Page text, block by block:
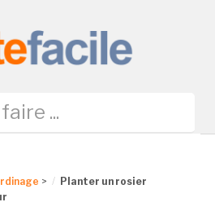
>
Planter un rosier